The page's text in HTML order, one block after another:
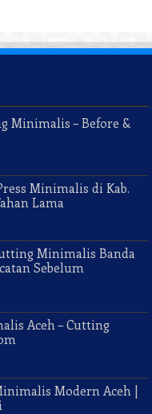
Minimalis – Before &
Minimalis di Kab.
Lama
Minimalis Banda
Sebelum
Aceh – Cutting
Modern Aceh |